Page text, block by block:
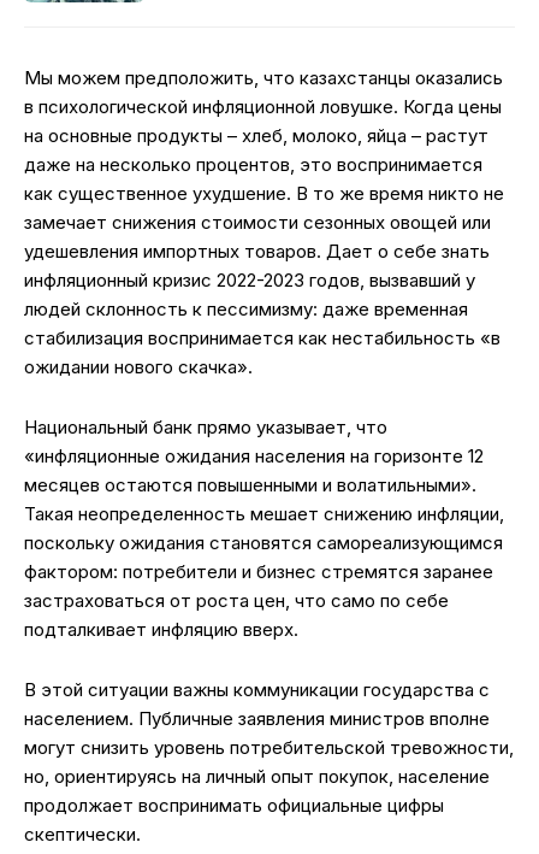
Мы можем предположить, что казахстанцы оказались
в психологической инфляционной ловушке. Когда цены
на основные продукты – хлеб, молоко, яйца – растут
даже на несколько процентов, это воспринимается
как существенное ухудшение. В то же время никто не
замечает снижения стоимости сезонных овощей или
удешевления импортных товаров. Дает о себе знать
инфляционный кризис 2022-2023 годов, вызвавший у
людей склонность к пессимизму: даже временная
стабилизация воспринимается как нестабильность «в
ожидании нового скачка».
Национальный банк прямо указывает, что
«инфляционные ожидания населения на горизонте 12
месяцев остаются повышенными и волатильными».
Такая неопределенность мешает снижению инфляции,
поскольку ожидания становятся самореализующимся
фактором: потребители и бизнес стремятся заранее
застраховаться от роста цен, что само по себе
подталкивает инфляцию вверх.
В этой ситуации важны коммуникации государства с
населением. Публичные заявления министров вполне
могут снизить уровень потребительской тревожности,
но, ориентируясь на личный опыт покупок, население
продолжает воспринимать официальные цифры
скептически.